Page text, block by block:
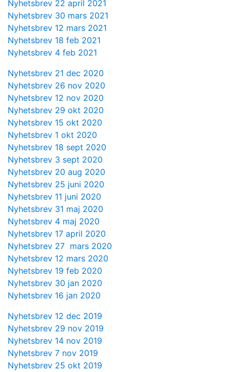
Nyhetsbrev 22 april 2021
Nyhetsbrev 30 mars 2021
Nyhetsbrev 12 mars 2021
Nyhetsbrev 18 feb 2021
Nyhetsbrev 4 feb 2021
Nyhetsbrev 21 dec 2020
Nyhetsbrev 26 nov 2020
Nyhetsbrev 12 nov 2020
Nyhetsbrev 29 okt 2020
Nyhetsbrev 15 okt 2020
Nyhetsbrev 1 okt 2020
Nyhetsbrev 18 sept 2020
Nyhetsbrev 3 sept 2020
Nyhetsbrev 20 aug 2020
Nyhetsbrev 25 juni 2020
Nyhetsbrev 11 juni 2020
Nyhetsbrev 31 maj 2020
Nyhetsbrev 4 maj 2020
Nyhetsbrev 17 april 2020
Nyhetsbrev 27 mars 2020
Nyhetsbrev 12 mars 2020
Nyhetsbrev 19 feb 2020
Nyhetsbrev 30 jan 2020
Nyhetsbrev 16 jan 2020
Nyhetsbrev 12 dec 2019
Nyhetsbrev 29 nov 2019
Nyhetsbrev 14 nov 2019
Nyhetsbrev 7 nov 2019
Nyhetsbrev 25 okt 2019